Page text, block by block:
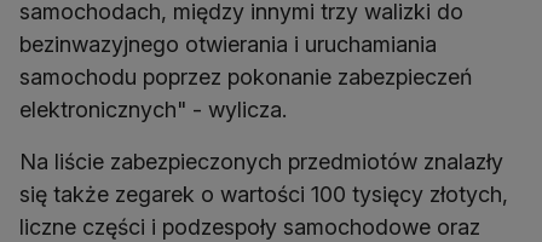
samochodach, między innymi trzy walizki do
bezinwazyjnego otwierania i uruchamiania
samochodu poprzez pokonanie zabezpieczeń
elektronicznych" - wylicza.
Na liście zabezpieczonych przedmiotów znalazły
się także zegarek o wartości 100 tysięcy złotych,
liczne części i podzespoły samochodowe oraz